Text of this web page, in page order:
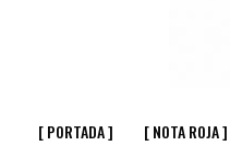
[ PORTADA ] [ NOTA ROJA ]